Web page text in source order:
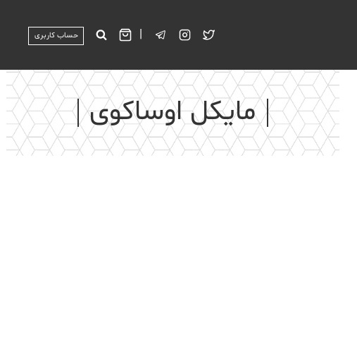
| حساب کاربری
مایکل اوساکوی